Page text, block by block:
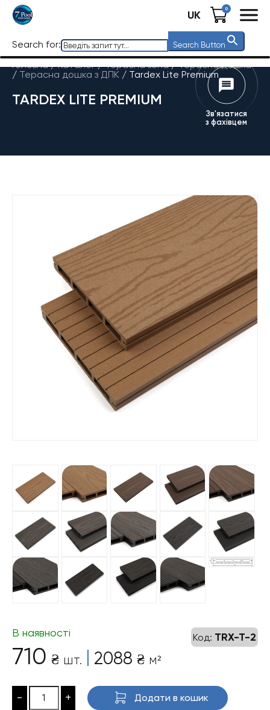
UK 0
Search for: Search Button
Головна / Каталог/Терасна зона/Терасна дошка
/ Терасна дошка з ДПК / Tardex Lite Premium
TARDEX LITE PREMIUM
Зв'язатися
з фахівцем
Код: TRX-T-2
В наявності
710 ₴ шт. | 2088 ₴ м²
- + Додати в кошик